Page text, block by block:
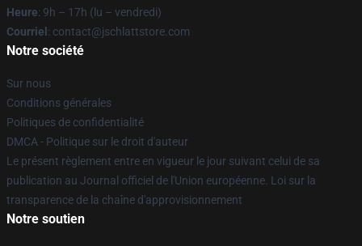
Heure: 9h – 17h (lu – vendredi)
Courriel : contact@jschlattstore.com
Notre société
Sur nous
Conditions générales
Politiques de confidentialité
DMCA - Politique sur le droit d'auteur
Le présent règlement entre en vigueur le jour suivant celui de sa
publication au Journal officiel de l'Union européenne. Loi sur la
transparence de la chaîne d'approvisionnement
Notre soutien